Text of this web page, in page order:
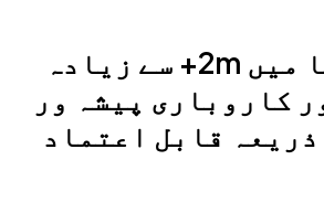
پوری دنیا میں 2m+ سے زیادہ
کاروباری پیشہ ور
ذریعہ قابل اعتماد